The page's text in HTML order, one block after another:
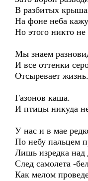
В разбитых
На фоне неба
Но этого никто не
Мы знаем
И все оттенки
Отсыревает жизнь.
Газонов каша.
И птицы никуда
У нас и в мае
По небу пальцем
Лишь изредка
След самолета -
Как мелом